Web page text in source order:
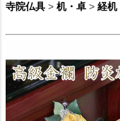
寺院仏具 > 机・卓 > 経机